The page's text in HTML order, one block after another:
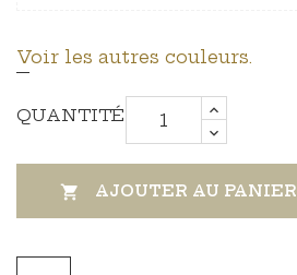
Voir les autres couleurs.
QUANTITÉ
 AJOUTER AU PANIER